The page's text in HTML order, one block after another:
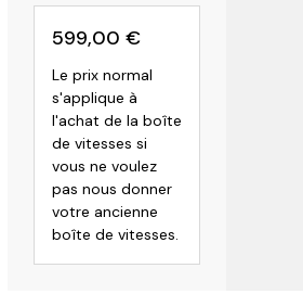
599,00 €
Le prix normal
s'applique à
l'achat de la boîte
de vitesses si
vous ne voulez
pas nous donner
votre ancienne
boîte de vitesses.